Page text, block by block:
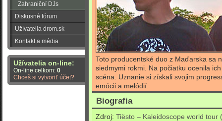
Zahraniční DJs
Diskusné fórum
Užívatelia drom.sk
Kontakt a média
Užívatelia on-line:
On-line celkom: 0
Chceš si vytvoriť účet?
Toto producentské duo z Maďarska sa
siedmymi rokmi. Na počiatku ocenila
scéna. Uznanie si získali svojim
emócii a melódií.
Biografia
Zdroj: Tiësto – Kaleidoscope world tour